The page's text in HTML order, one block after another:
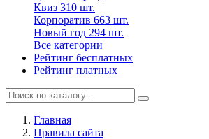
Квиз 310 шт.
Корпоратив 663 шт.
Новый год 294 шт.
Все категории
Рейтинг бесплатных
Рейтинг платных
Главная
Правила сайта